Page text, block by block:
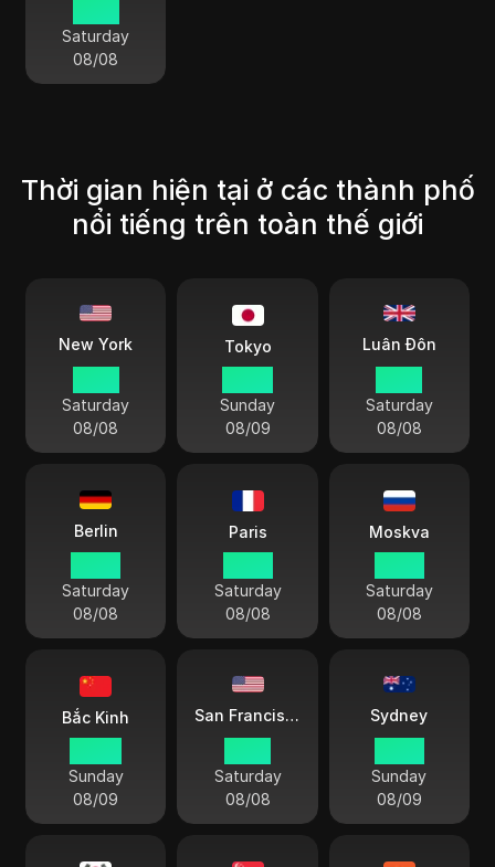
Saturday
08/08
Thời gian hiện tại ở các thành phố
nổi tiếng trên toàn thế giới
New York
Saturday
08/08
Tokyo
Sunday
08/09
Luân Đôn
Saturday
08/08
Berlin
Saturday
08/08
Paris
Saturday
08/08
Moskva
Saturday
08/08
Bắc Kinh
Sunday
08/09
San Francisco
Saturday
08/08
Sydney
Sunday
08/09